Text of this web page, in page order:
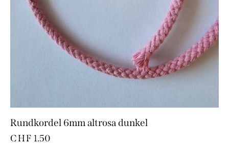
Rundkordel 6mm altrosa dunkel
CHF 1.50